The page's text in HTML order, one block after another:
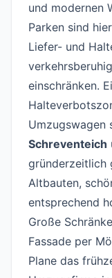
und modernen
Parken sind
Liefer- und
einschränken.
Umzugswagen
Schreventeich
gründerzeitlich
Altbauten,
entsprechend
Große
Fassade per
Plane das